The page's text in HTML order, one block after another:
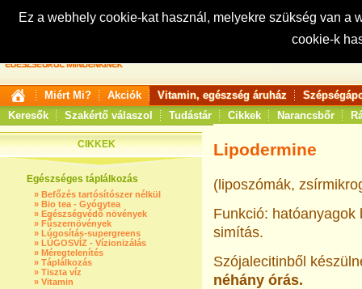
Ez a webhely cookie-kat használ, melyekre szükség van
cookie-k
Keresés:
Miért Mi? Akciók Vitamin, egészség áruház
Keresők
Szakértő válaszol Tudástár Cikkek Narancsbőr
CIKKEK
Egészséges táplálkozás
» Befőzés tartósítószer nélkül
» Bio tea - Gyógytea
» Egészségvédő növények
» Fűszernövények
» Lúgosítás-supergreens
» LÚGOSVÍZ - Vízionizálás
» Méregtelenítés
» Táplálkozás
» Tiszta víz
» Vitamin
Lipodermine
(liposzómák,
Funkció:
simítás.
Szójalecitinből
néhány órás.